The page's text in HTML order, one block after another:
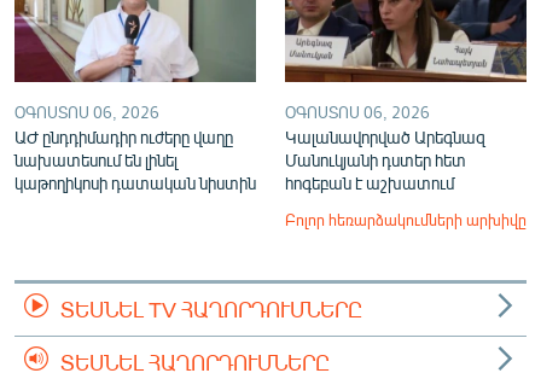
ՕԳՈՍՏՈՍ 06, 2026
ԱԺ ընդդիմադիր ուժերը վաղը
նախատեսում են լինել
կաթողիկոսի դատական նիստին
ՕԳՈՍՏՈՍ 06, 2026
Կալանավորված Արեգնազ
Մանուկյանի դստեր հետ
հոգեբան է աշխատում
Բոլոր հեռարձակումների արխիվը
ՏԵՍՆԵԼ TV ՀԱՂՈՐԴՈՒՄՆԵՐԸ
ՏԵՍՆԵԼ ՀԱՂՈՐԴՈՒՄՆԵՐԸ